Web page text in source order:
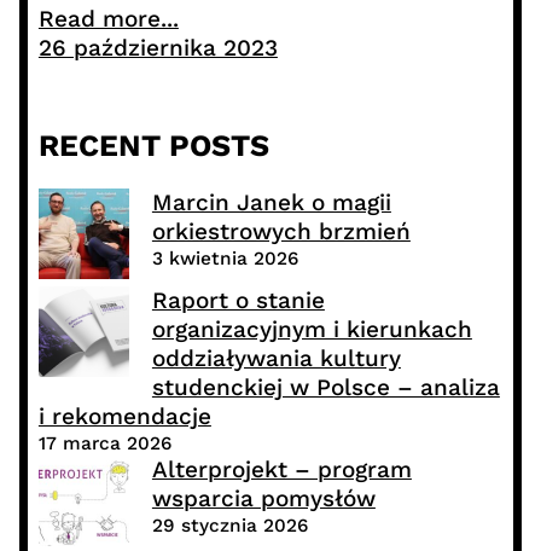
Read more...
26 października 2023
RECENT POSTS
Marcin Janek o magii
orkiestrowych brzmień
3 kwietnia 2026
Raport o stanie
organizacyjnym i kierunkach
oddziaływania kultury
studenckiej w Polsce – analiza
i rekomendacje
17 marca 2026
Alterprojekt – program
wsparcia pomysłów
29 stycznia 2026